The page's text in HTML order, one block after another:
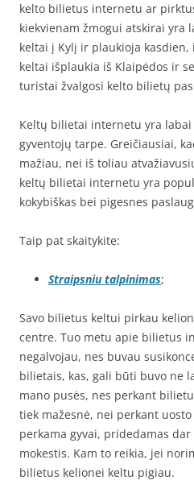
kelto bilietus internetu ar
kiekvienam žmogui atskirai yra
keltai į Kylį ir plaukioja kasdien,
keltai išplaukia iš Klaipėdos ir
turistai žvalgosi kelto bilietų
Keltų bilietai internetu yra
gyventojų tarpe. Greičiausiai,
mažiau, nei iš toliau
keltų bilietai internetu yra
kokybiškas bei pigesnes
Taip pat skaitykite:
Straipsniu talpinimas;
Savo bilietus keltui pirkau
centre. Tuo metu apie bilietus
negalvojau, nes buvau
bilietais, kas, gali būti buvo ne
mano pusės, nes perkant
tiek mažesnė, nei perkant
perkama gyvai, pridedamas
mokestis. Kam to reikia, jei
bilietus kelionei keltu pigiau.